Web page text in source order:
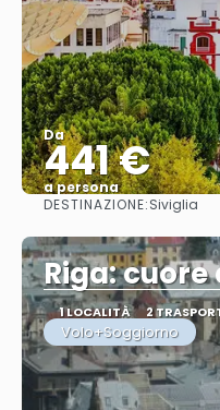
Da
441 €
a persona
DESTINAZIONE:Siviglia
Riga:
1 LOCALITÀ 2
Volo+Soggiorno